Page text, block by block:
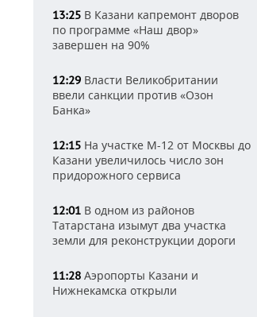
13:25 В Казани капремонт дворов
по программе «Наш двор»
завершен на 90%
12:29 Власти Великобритании
ввели санкции против «Озон
Банка»
12:15 На участке М-12 от Москвы до
Казани увеличилось число зон
придорожного сервиса
12:01 В одном из районов
Татарстана изымут два участка
земли для реконструкции дороги
11:28 Аэропорты Казани и
Нижнекамска открыли